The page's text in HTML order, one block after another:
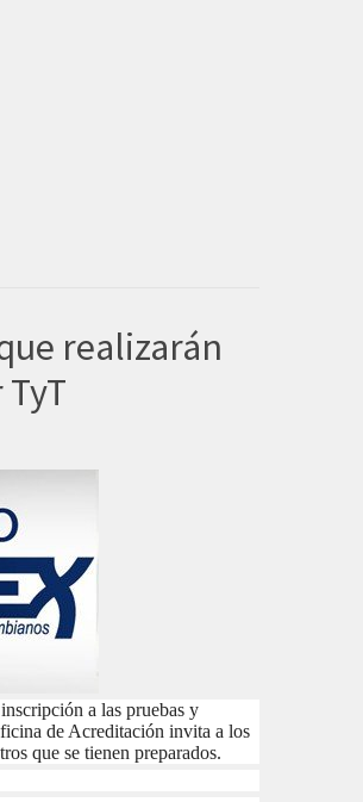
realizarán
a las pruebas y
de Acreditación invita a los
que se tienen preparados.